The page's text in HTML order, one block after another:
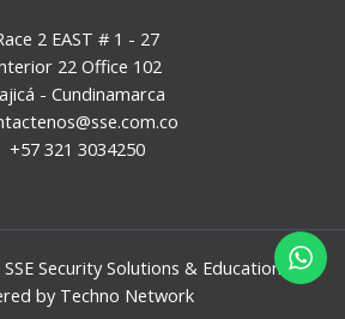
2 EAST # 1 - 27
22 Office 102
- Cundinamarca
+57 321 3034250
Security Solutions & Education |
by Techno Network